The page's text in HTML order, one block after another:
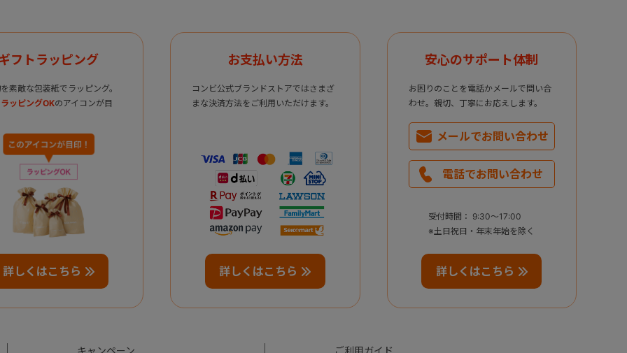
フトラッピング
素敵な包装紙でラッピング。
ッピングOKのアイコンが目
詳しくはこちら
お支払い方法
コンビ公式ブランドストアではさまざ
まな決済方法をご利用いただけます。
詳しくはこちら
安心のサポート体制
お困りのことを電話かメールで問い合
わせ。親切、丁寧にお応えします。
メールでお問い合わせ
電話でお問い合わせ
受付時間： 9:30～17:00
※土日祝日・年末年始を除く
詳しくはこちら
キャンペーン ご利用ガイド